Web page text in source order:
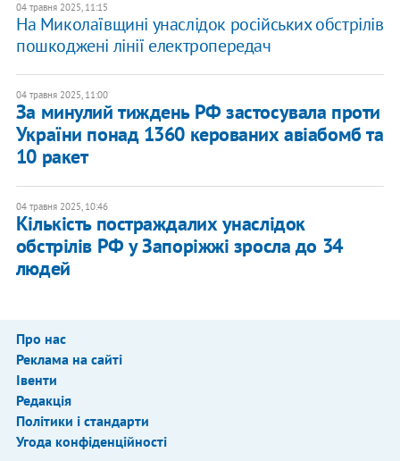
04 травня 2025, 11:15
На Миколаївщині унаслідок російських обстрілів
пошкоджені лінії електропередач
04 травня 2025, 11:00
За минулий тиждень РФ застосувала проти
України понад 1360 керованих авіабомб та
10 ракет
04 травня 2025, 10:46
Кількість постраждалих унаслідок
обстрілів РФ у Запоріжжі зросла до 34
людей
Про нас
Реклама на сайті
Івенти
Редакція
Політики і стандарти
Угода конфіденційності